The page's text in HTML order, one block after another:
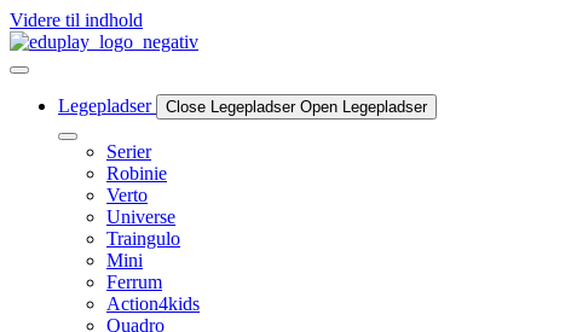
Videre til indhold
Legepladser Close Legepladser Open Legepladser
Serier
Robinie
Verto
Universe
Traingulo
Mini
Ferrum
Action4kids
Quadro